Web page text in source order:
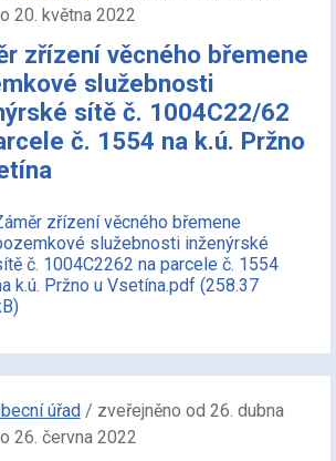
20. května 2022
zřízení věcného břemene
služebnosti
sítě č. 1004C22/62
č. 1554 na k.ú. Pržno
zřízení věcného břemene
služebnosti inženýrské
č. 1004C2262 na parcele č. 1554
k.ú. Pržno u Vsetína.pdf (258.37
úřad/ zveřejněno od 26. dubna
26. června 2022